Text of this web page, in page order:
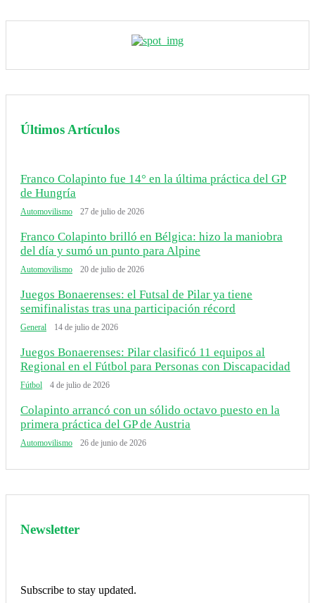
Últimos Artículos
Franco Colapinto fue 14° en la última práctica del GP
de Hungría
Automovilismo 27 de julio de 2026
Franco Colapinto brilló en Bélgica: hizo la maniobra
del día y sumó un punto para Alpine
Automovilismo 20 de julio de 2026
Juegos Bonaerenses: el Futsal de Pilar ya tiene
semifinalistas tras una participación récord
General 14 de julio de 2026
Juegos Bonaerenses: Pilar clasificó 11 equipos al
Regional en el Fútbol para Personas con Discapacidad
Fútbol 4 de julio de 2026
Colapinto arrancó con un sólido octavo puesto en la
primera práctica del GP de Austria
Automovilismo 26 de junio de 2026
Newsletter
Subscribe to stay updated.